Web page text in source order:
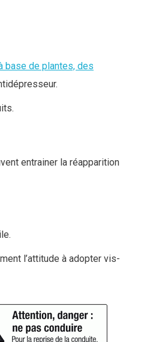
base de plantes, des
entrainer la réapparition
l’attitude à adopter vis-